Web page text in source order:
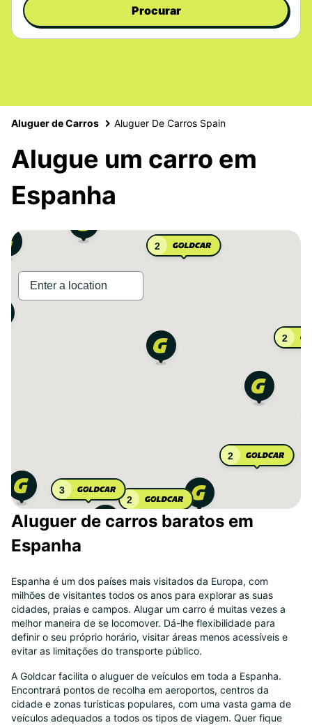
Procurar
Aluguer de Carros Aluguer De Carros Spain
Alugue um carro em
Espanha
2
2
2
3
2
Aluguer de carros baratos em
Espanha
Espanha é um dos países mais visitados da Europa, com
milhões de visitantes todos os anos para explorar as suas
cidades, praias e campos. Alugar um carro é muitas vezes a
melhor maneira de se locomover. Dá-lhe flexibilidade para
definir o seu próprio horário, visitar áreas menos acessíveis e
evitar as limitações do transporte público.
A Goldcar facilita o aluguer de veículos em toda a Espanha.
Encontrará pontos de recolha em aeroportos, centros da
cidade e zonas turísticas populares, com uma vasta gama de
veículos adequados a todos os tipos de viagem. Quer fique